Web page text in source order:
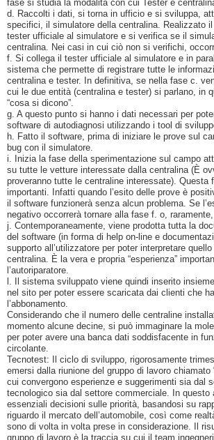
fase si studia la modalità con cui Tester e
d. Raccolti i dati, si torna in ufficio e si sviluppa,
specifici, il simulatore della centralina. Realizzato
tester ufficiale al simulatore e si verifica se il
centralina. Nei casi in cui ciò non si verifichi,
f. Si collega il tester ufficiale al simulatore e in
sistema che permette di registrare tutte le
centralina e tester. In definitiva, se nella fase c.
cui le due entità (centralina e tester) si parlano, in
“cosa si dicono”.
g. A questo punto si hanno i dati necessari per
software di autodiagnosi utilizzando i tool di
h. Fatto il software, prima di iniziare le prove sul
bug con il simulatore.
i. Inizia la fase della sperimentazione sul campo
su tutte le vetture interessate dalla centralina (È
proveranno tutte le centraline interessate). Questa
importanti. Infatti quando l’esito delle prove è
il software funzionerà senza alcun problema. Se
negativo occorrerà tornare alla fase f. o,
j. Contemporaneamente, viene prodotta tutta la
del software (in forma di help on-line e
supporto all’utilizzatore per poter interpretare
centralina. È la vera e propria “esperienza”
l’autoriparatore.
l. Il sistema sviluppato viene quindi inserito
nel sito per poter essere scaricata dai clienti che
l’abbonamento.
Considerando che il numero delle centraline
momento alcune decine, si può immaginare la
per poter avere una banca dati soddisfacente in
circolante.
Tecnotest: Il ciclo di sviluppo, rigorosamente
emersi dalla riunione del gruppo di lavoro chiamato
cui convergono esperienze e suggerimenti sia dal
tecnologico sia dal settore commerciale. In questo
essenziali decisioni sulle priorità, basandosi su
riguardo il mercato dell’automobile, così come
sono di volta in volta prese in considerazione. Il
gruppo di lavoro è la traccia su cui il team